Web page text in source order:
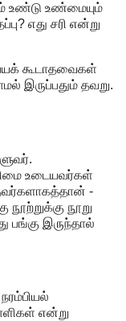
உண்டு உண்மையும்
எது சரி என்று
கூடாதவைகள்
இருப்பதும் தவறு.
உடையவர்கள்
-
நூறு
பங்கு இருந்தால்
என்று